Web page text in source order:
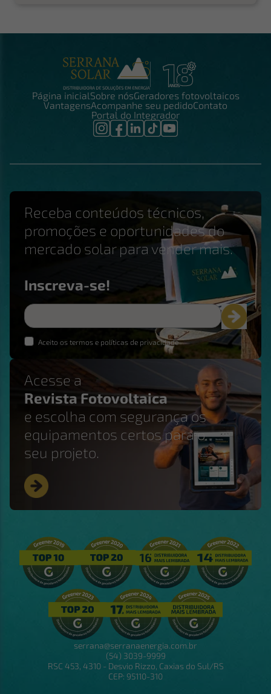
Página inicialSobre nósGeradores fotovoltaicos
VantagensAcompanhe seu pedidoContato
Portal do Integrador
Receba conteúdos técnicos,
promoções e oportunidades do
mercado solar para vender mais.
Inscreva-se!
Aceito os termos e políticas de privacidade
Acesse a
Revista Fotovoltaica
e escolha com segurança os
equipamentos certos para o
seu projeto.
serrana@serranaenergia.com.br
(54) 3039-9999
RSC 453, 4310 - Desvio Rizzo, Caxias do Sul/RS
CEP: 95110-310